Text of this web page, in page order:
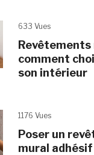
633 Vues
Revêtements
comment
son intérieur
1176 Vues
Poser un
mural